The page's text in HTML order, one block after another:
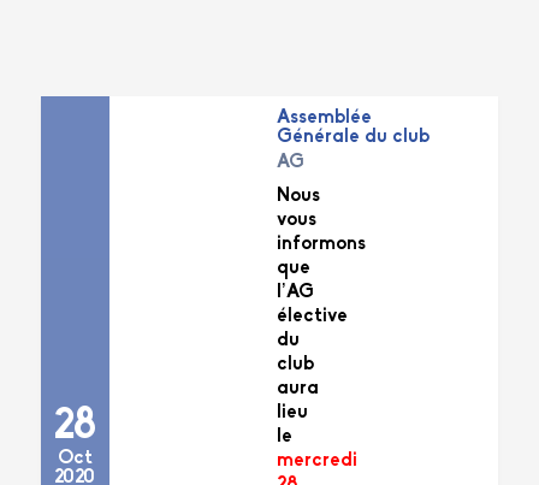
28
Oct
2020
Assemblée
Générale du club
AG
Nous
vous
informons
que
l’AG
élective
du
club
aura
lieu
le
mercredi